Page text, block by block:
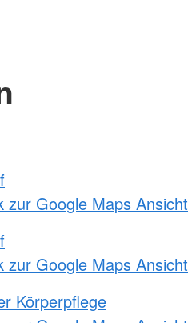
zur Google Maps Ansicht
zur Google Maps Ansicht
Körperpflege